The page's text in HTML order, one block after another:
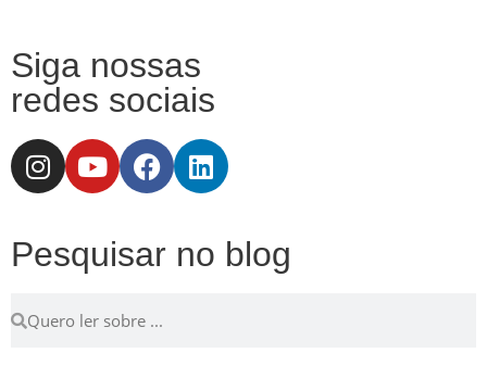
Siga nossas
redes sociais
Pesquisar no blog